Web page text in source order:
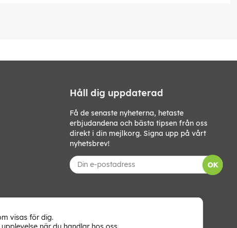
Håll dig uppdaterad
Få de senaste nyheterna, hetaste
erbjudandena och bästa tipsen från oss
direkt i din mejlkorg. Signa upp på vårt
nyhetsbrev!
OK
visas för dig.